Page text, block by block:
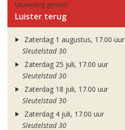
Uitzending gemist?
Luister terug
Zaterdag 1 augustus, 17.00 uur
Sleutelstad 30
Zaterdag 25 juli, 17.00 uur
Sleutelstad 30
Zaterdag 18 juli, 17.00 uur
Sleutelstad 30
Zaterdag 4 juli, 17.00 uur
Sleutelstad 30